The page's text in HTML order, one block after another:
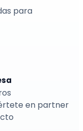
para
en partner